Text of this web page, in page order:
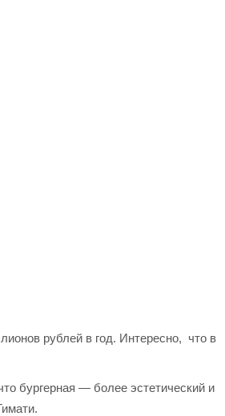
рублей в год. Интересно, что в
бургерная — более эстетический и